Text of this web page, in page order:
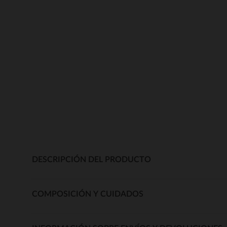
DESCRIPCIÓN DEL PRODUCTO
COMPOSICIÓN Y CUIDADOS